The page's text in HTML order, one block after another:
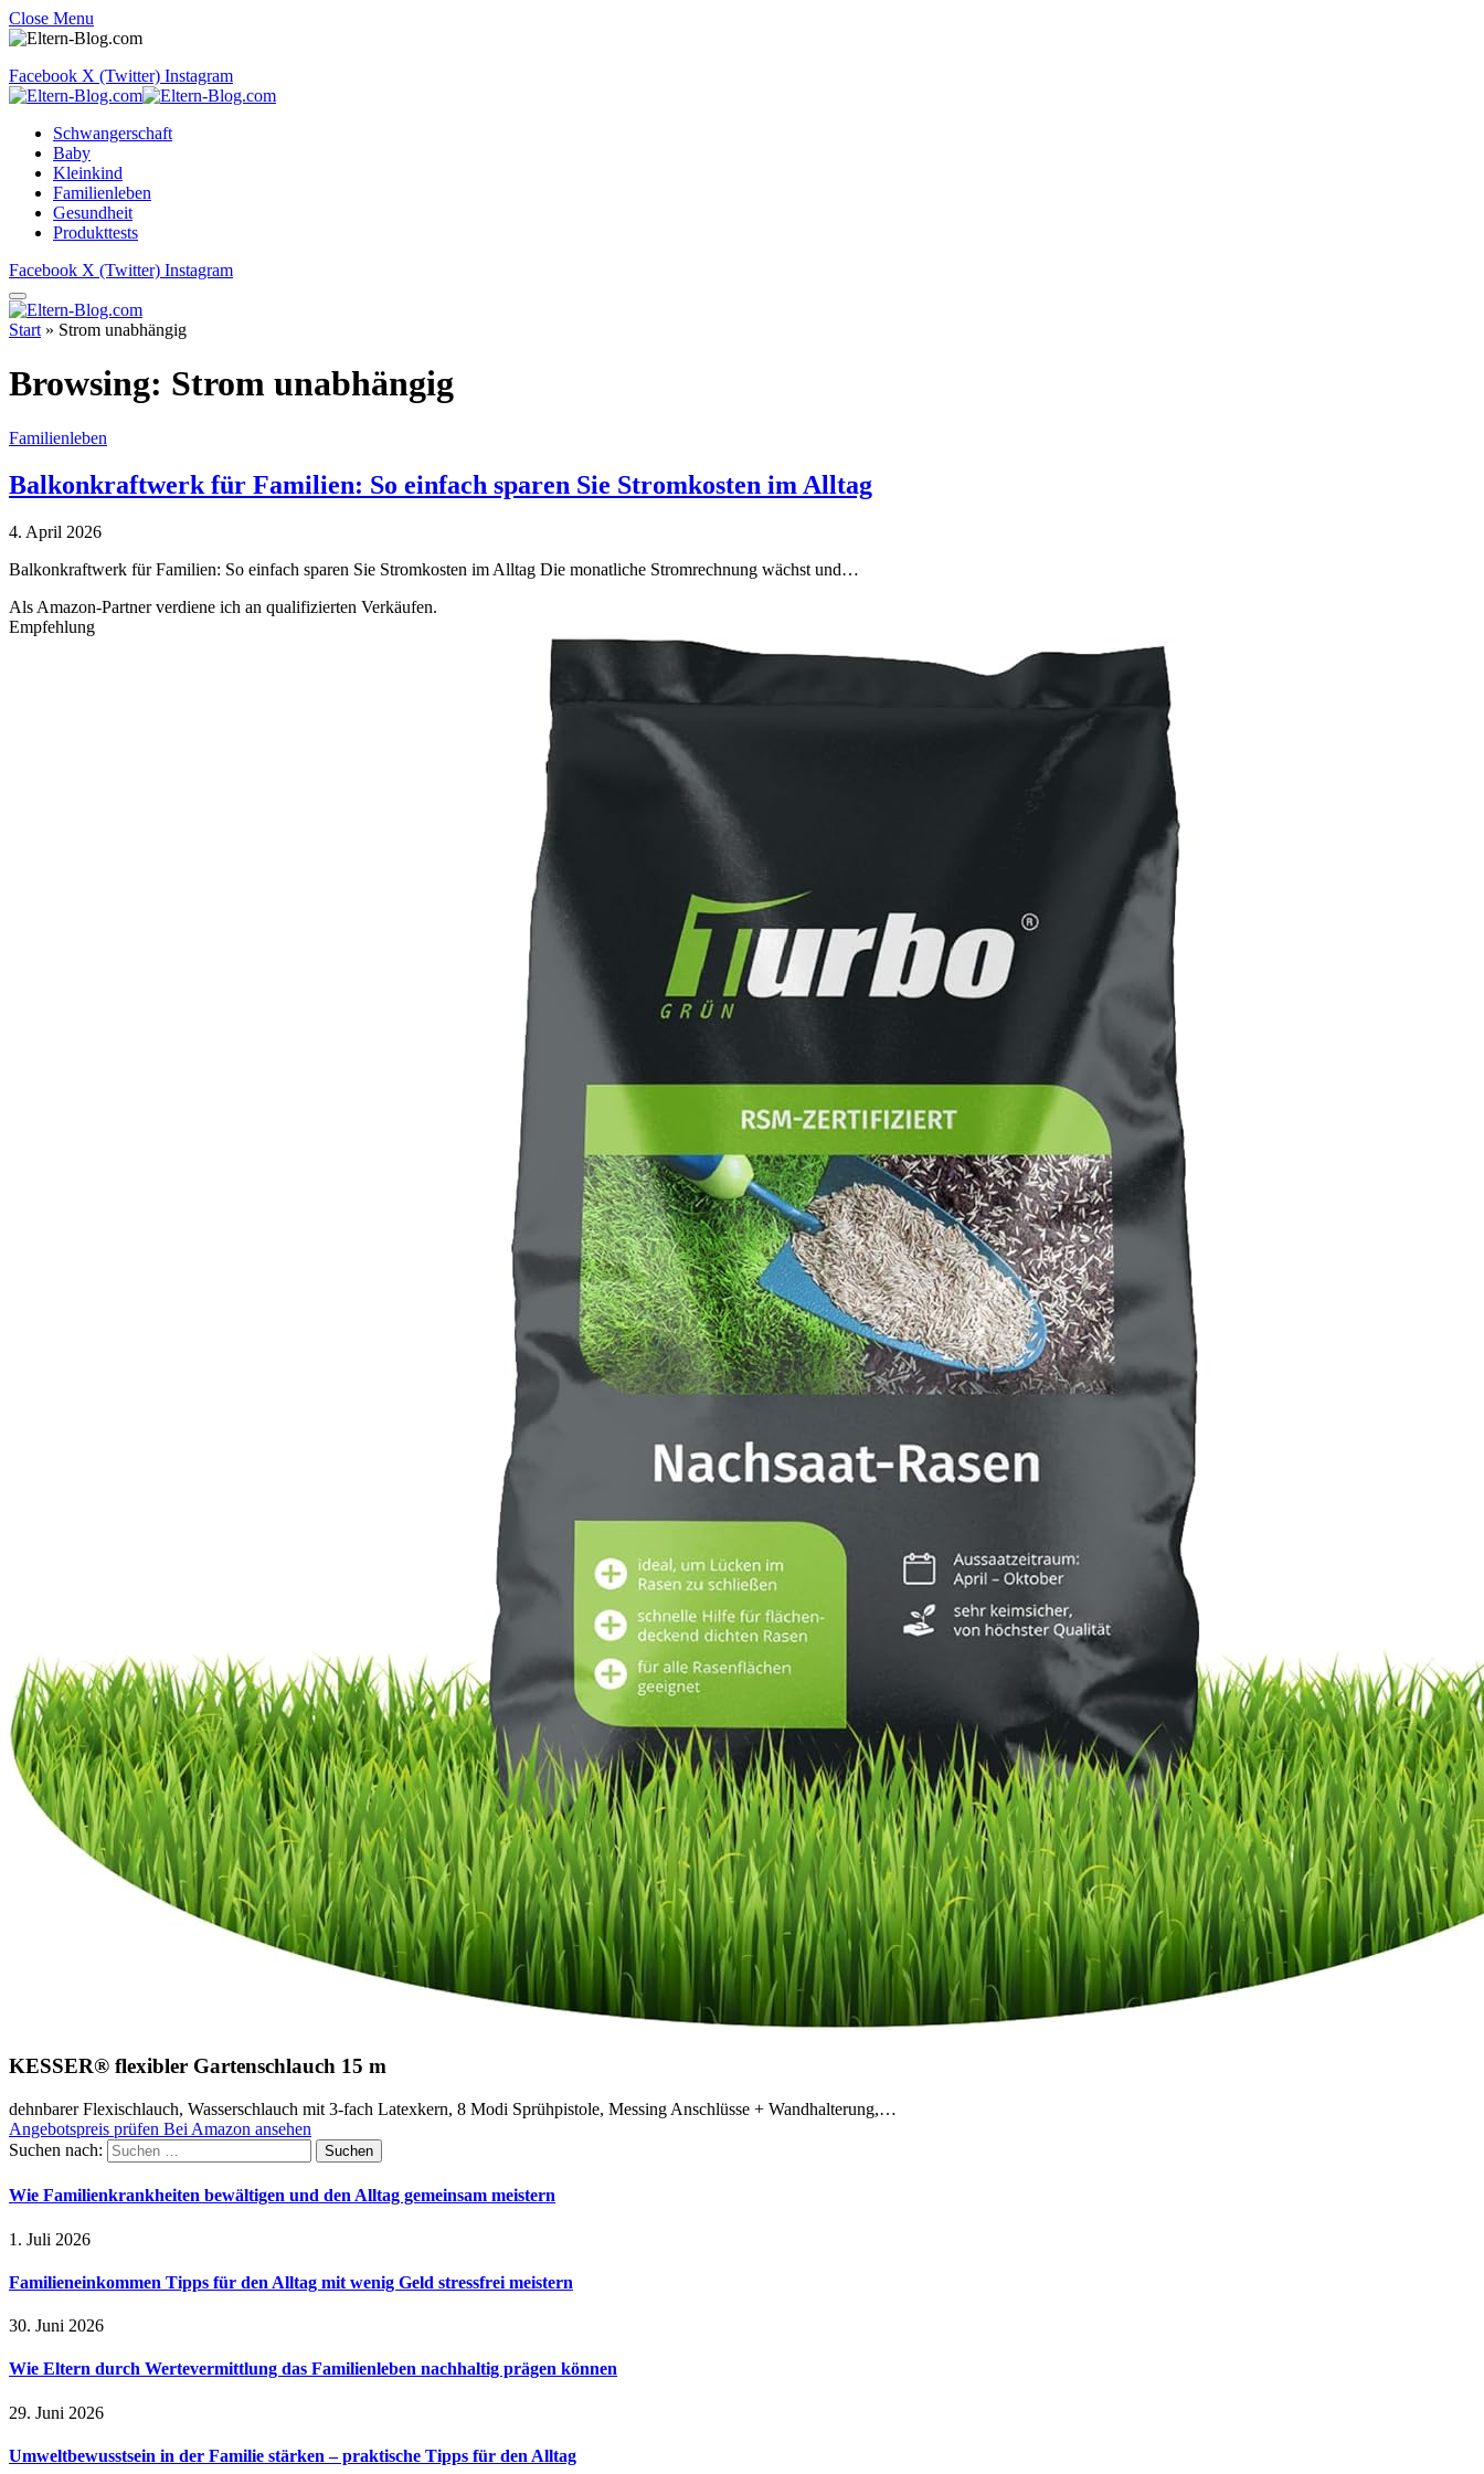
Close Menu
Facebook X (Twitter) Instagram
Schwangerschaft
Baby
Kleinkind
Familienleben
Gesundheit
Produkttests
Facebook X (Twitter) Instagram
Start » Strom unabhängig
Browsing: Strom unabhängig
Familienleben
Balkonkraftwerk für Familien: So einfach sparen Sie Stromkosten im Alltag
4. April 2026
Balkonkraftwerk für Familien: So einfach sparen Sie Stromkosten im Alltag Die monatliche Stromrechnung wächst und…
Als Amazon-Partner verdiene ich an qualifizierten Verkäufen.
Empfehlung
KESSER® flexibler Gartenschlauch 15 m
dehnbarer Flexischlauch, Wasserschlauch mit 3-fach Latexkern, 8 Modi Sprühpistole, Messing Anschlüsse + Wandhalterung,…
Angebotspreis prüfen Bei Amazon ansehen
Suchen nach:
Wie Familienkrankheiten bewältigen und den Alltag gemeinsam meistern
1. Juli 2026
Familieneinkommen Tipps für den Alltag mit wenig Geld stressfrei meistern
30. Juni 2026
Wie Eltern durch Wertevermittlung das Familienleben nachhaltig prägen können
29. Juni 2026
Umweltbewusstsein in der Familie stärken – praktische Tipps für den Alltag